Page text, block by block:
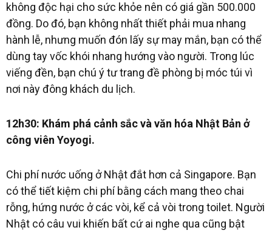
không độc hại cho sức khỏe nên có giá gần 500.000
đồng. Do đó, bạn không nhất thiết phải mua nhang
hành lễ, nhưng muốn đón lấy sự may mắn, bạn có thể
dùng tay vốc khói nhang hướng vào người. Trong lúc
viếng đền, bạn chú ý tư trang đề phòng bị móc túi vì
nơi này đông khách du lịch.
12h30: Khám phá cảnh sắc và văn hóa Nhật Bản ở
công viên Yoyogi.
Chi phí nước uống ở Nhật đắt hơn cả Singapore. Bạn
có thể tiết kiệm chi phí bằng cách mang theo chai
rỗng, hứng nước ở các vòi, kể cả vòi trong toilet. Người
Nhật có câu vui khiến bất cứ ai nghe qua cũng bật